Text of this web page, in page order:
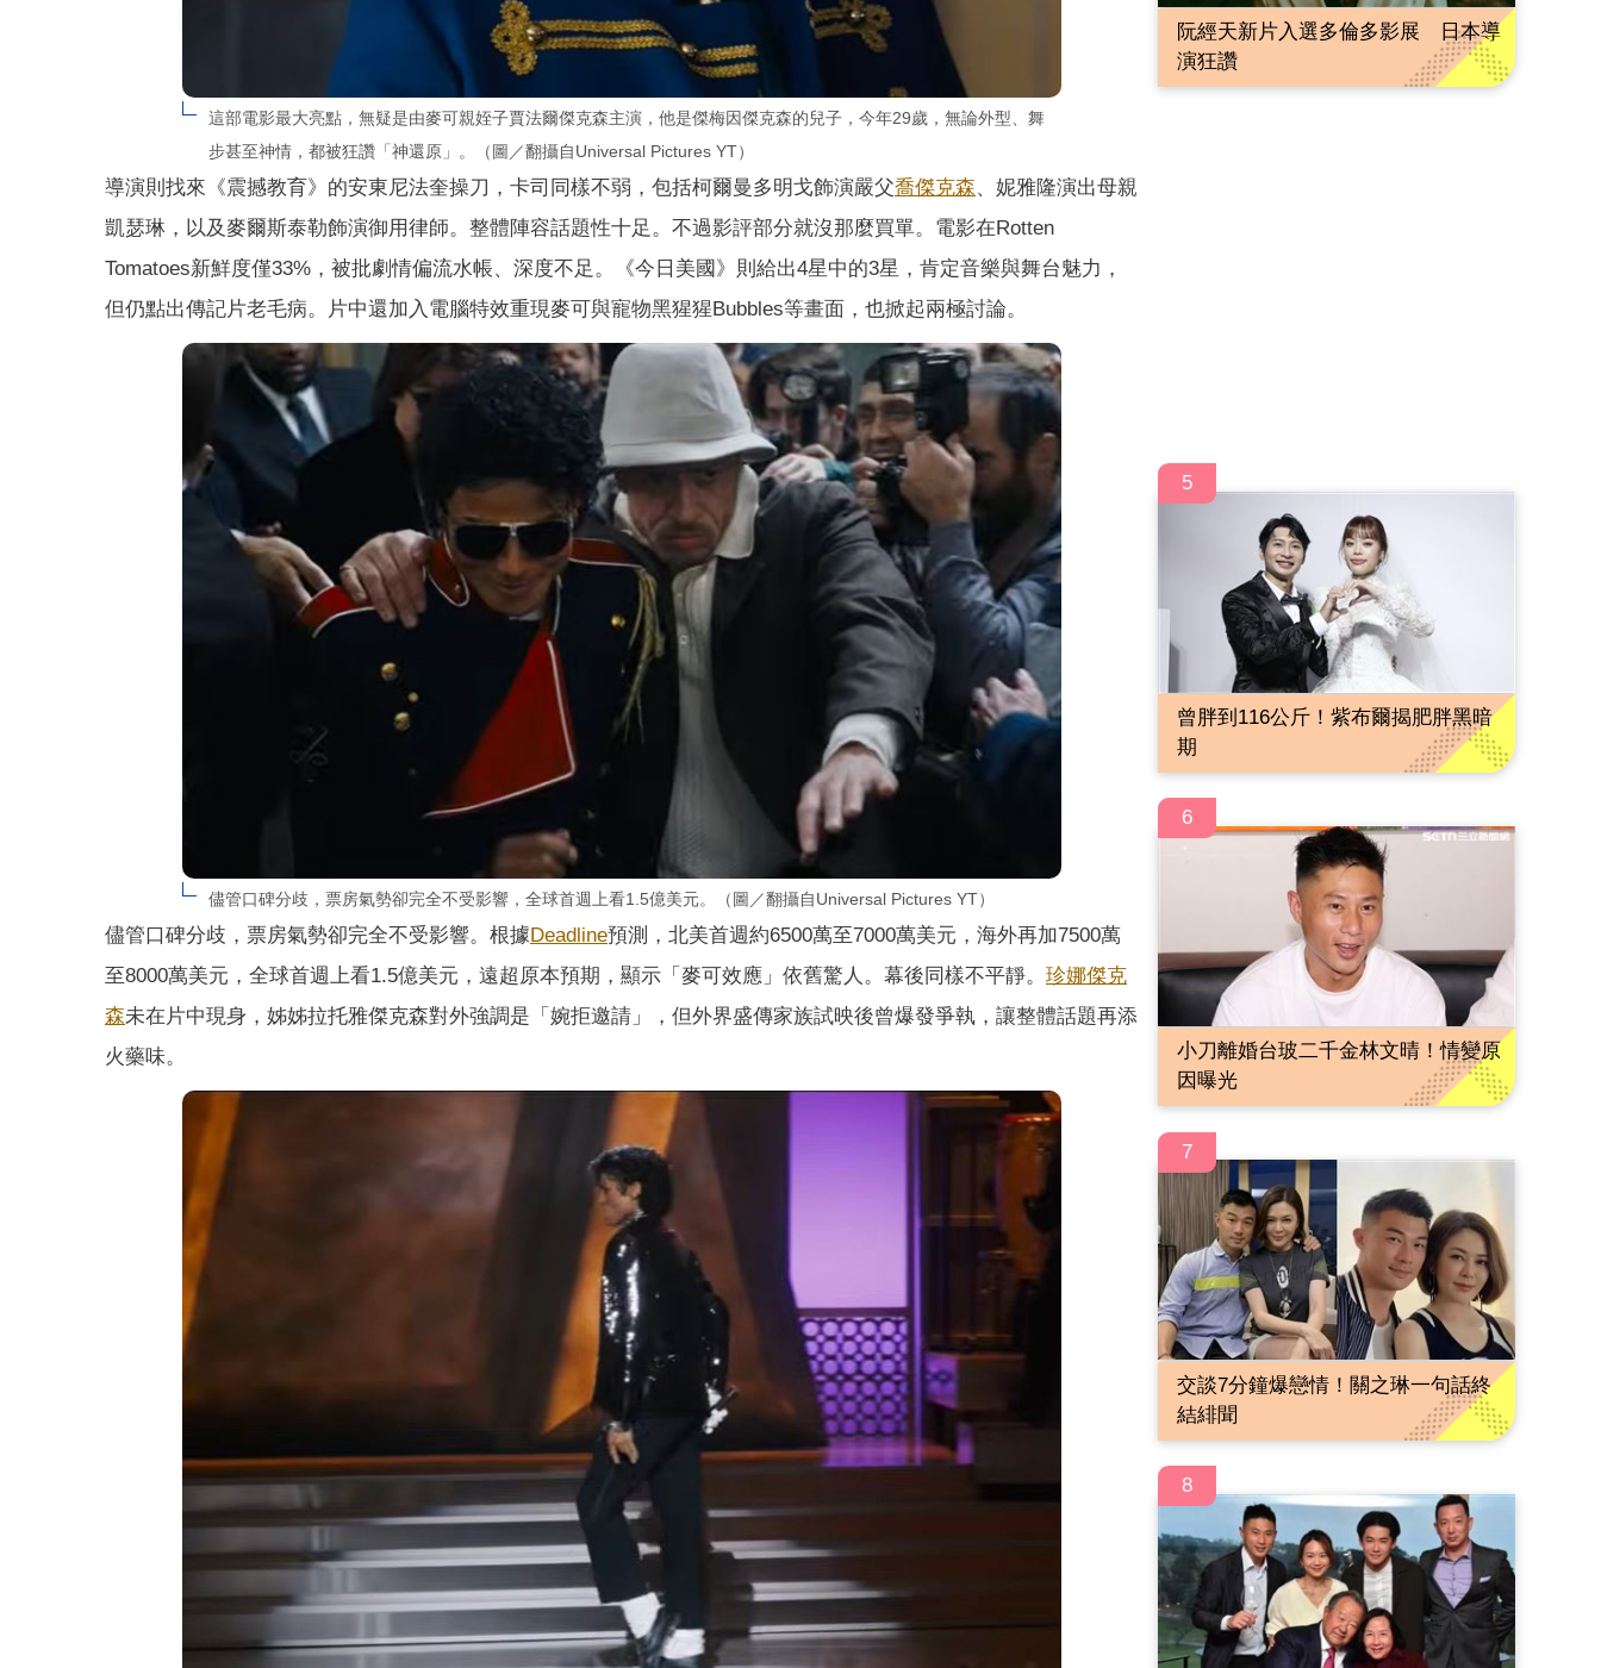
這部電影最大亮點，無疑是由麥可親姪子賈法爾傑克森主演，他是傑梅因傑克森的兒子，今年29歲，無論外型、舞
步甚至神情，都被狂讚「神還原」。（圖／翻攝自Universal Pictures YT）
導演則找來《震撼教育》的安東尼法奎操刀，卡司同樣不弱，包括柯爾曼多明戈飾演嚴父喬傑克森、妮雅隆演出母親
凱瑟琳，以及麥爾斯泰勒飾演御用律師。整體陣容話題性十足。不過影評部分就沒那麼買單。電影在Rotten
Tomatoes新鮮度僅33%，被批劇情偏流水帳、深度不足。《今日美國》則給出4星中的3星，肯定音樂與舞台魅力，
但仍點出傳記片老毛病。片中還加入電腦特效重現麥可與寵物黑猩猩Bubbles等畫面，也掀起兩極討論。
儘管口碑分歧，票房氣勢卻完全不受影響，全球首週上看1.5億美元。（圖／翻攝自Universal Pictures YT）
儘管口碑分歧，票房氣勢卻完全不受影響。根據 Deadline預測，北美首週約6500萬至7000萬美元，海外再加7500萬
至8000萬美元，全球首週上看1.5億美元，遠超原本預期，顯示「麥可效應」依舊驚人。幕後同樣不平靜。 珍娜傑克
森未在片中現身，姊姊拉托雅傑克森對外強調是「婉拒邀請」，但外界盛傳家族試映後曾爆發爭執，讓整體話題再添
火藥味。
阮經天新片入選多倫多影展 日本導
演狂讚
5
曾胖到116公斤！紫布爾揭肥胖黑暗
期
6
小刀離婚台玻二千金林文晴！情變原
因曝光
7
交談7分鐘爆戀情！關之琳一句話終
結緋聞
8